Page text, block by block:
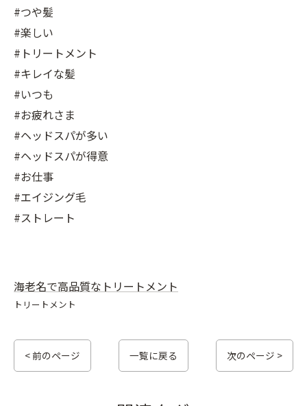
#つや髪
#楽しい
#トリートメント
#キレイな髪
#いつも
#お疲れさま
#ヘッドスパが多い
#ヘッドスパが得意
#お仕事
#エイジング毛
#ストレート
海老名で高品質なトリートメント
トリートメント
< 前のページ 一覧に戻る 次のページ >